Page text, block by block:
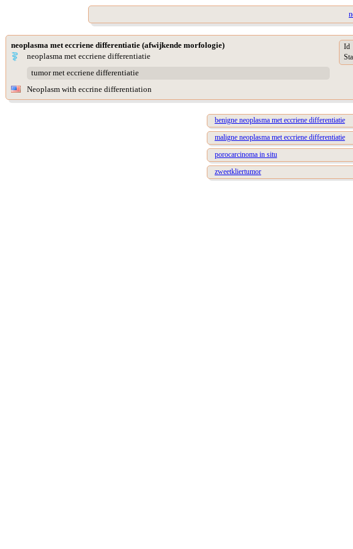
neoplasma met eccriene differentiatie (afwijkende morfologie)
neoplasma met eccriene differentiatie
tumor met eccriene differentiatie
Neoplasm with eccrine differentiation
Id
benigne neoplasma met eccriene differentiatie
maligne neoplasma met eccriene differentiatie
porocarcinoma in situ
zweetkliertumor